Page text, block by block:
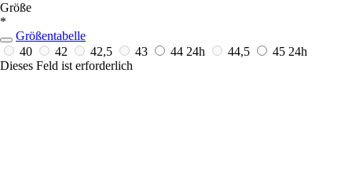
Größe
*
Größentabelle
40
42 42,5 43 44 24h 44,5 45 24h
Dieses Feld ist erforderlich